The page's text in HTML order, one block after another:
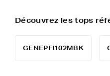
Découvrez les tops
GENEPFI102MBK